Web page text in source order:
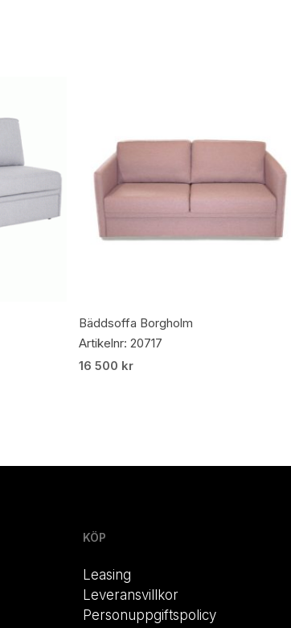
Lägg Till I Varukorg
Bäddsoffa Borgholm
Artikelnr: 20717
16 500 kr
KÖP
Leasing
Leveransvillkor
Personuppgiftspolicy